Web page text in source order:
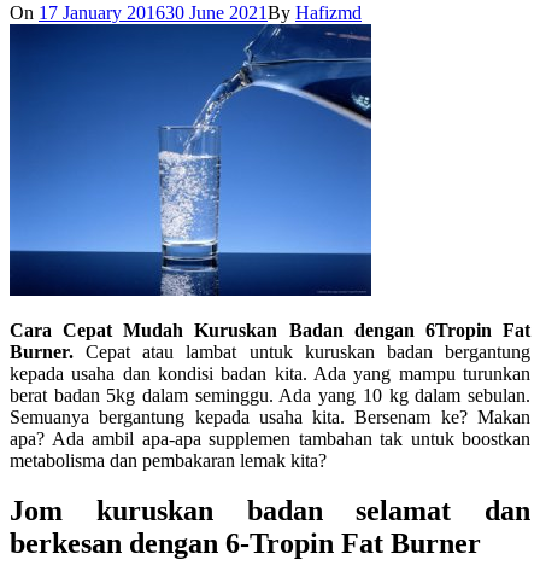
On 17 January 201630 June 2021By Hafizmd
Cara Cepat Mudah Kuruskan Badan dengan 6Tropin Fat
Burner.Cepat atau lambat untuk kuruskan badan bergantung
kepada usaha dan kondisi badan kita. Ada yang mampu turunkan
berat badan 5kg dalam seminggu. Ada yang 10 kg dalam sebulan.
Semuanya bergantung kepada usaha kita. Bersenam ke? Makan
apa? Ada ambil apa-apa supplemen tambahan tak untuk boostkan
metabolisma dan pembakaran lemak kita?
Jom kuruskan badan selamat dan
berkesan dengan 6-Tropin Fat Burner